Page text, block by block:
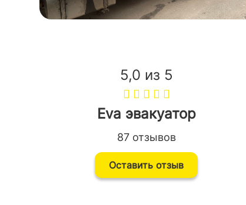
5,0 из 5
Eva эвакуатор
87 отзывов
Оставить отзыв